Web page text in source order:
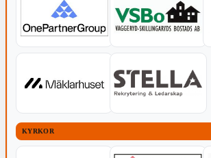
KYRKOR